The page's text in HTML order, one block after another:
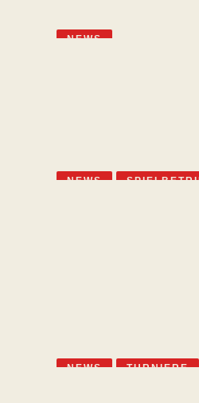
NEWS
NEWS
NEWS TURNIERE